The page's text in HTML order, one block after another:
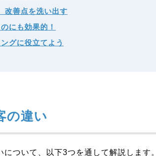
善点を洗い出す
にも効果的！
グに役立てよう
の違い
ついて、以下3つを通して解説します。